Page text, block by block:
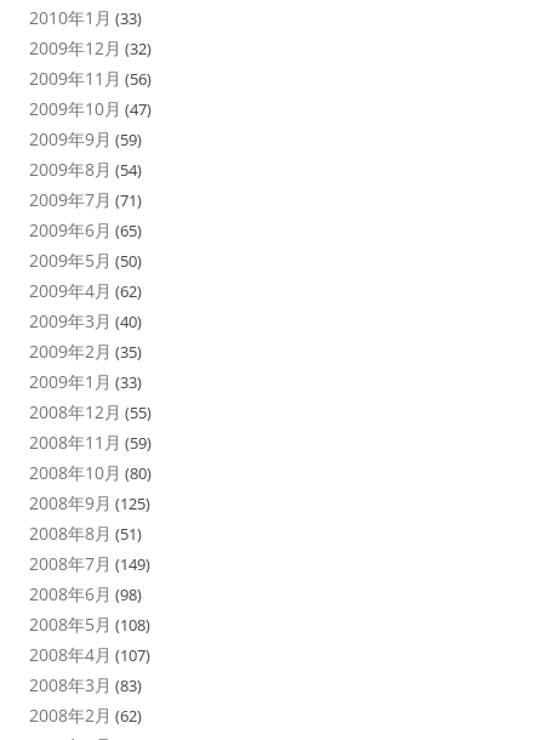
2010年1月 (33)
2009年12月 (32)
2009年11月 (56)
2009年10月 (47)
2009年9月 (59)
2009年8月 (54)
2009年7月 (71)
2009年6月 (65)
2009年5月 (50)
2009年4月 (62)
2009年3月 (40)
2009年2月 (35)
2009年1月 (33)
2008年12月 (55)
2008年11月 (59)
2008年10月 (80)
2008年9月 (125)
2008年8月 (51)
2008年7月 (149)
2008年6月 (98)
2008年5月 (108)
2008年4月 (107)
2008年3月 (83)
2008年2月 (62)